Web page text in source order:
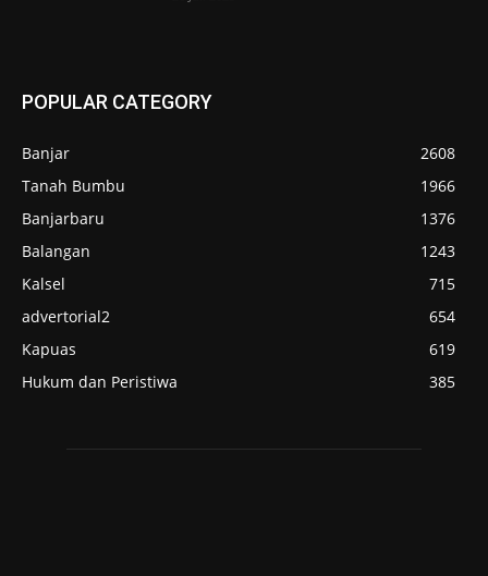
POPULAR CATEGORY
Banjar
2608
Tanah Bumbu
1966
Banjarbaru
1376
Balangan
1243
Kalsel
715
advertorial2
654
Kapuas
619
Hukum dan Peristiwa
385